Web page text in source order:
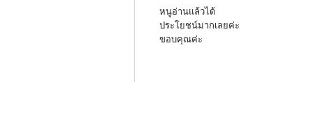
หนูอ่านแล้วได้
ประโยชน์มากเลยค่ะ
ขอบคุณค่ะ